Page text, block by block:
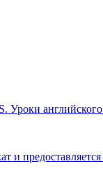
Уроки
и